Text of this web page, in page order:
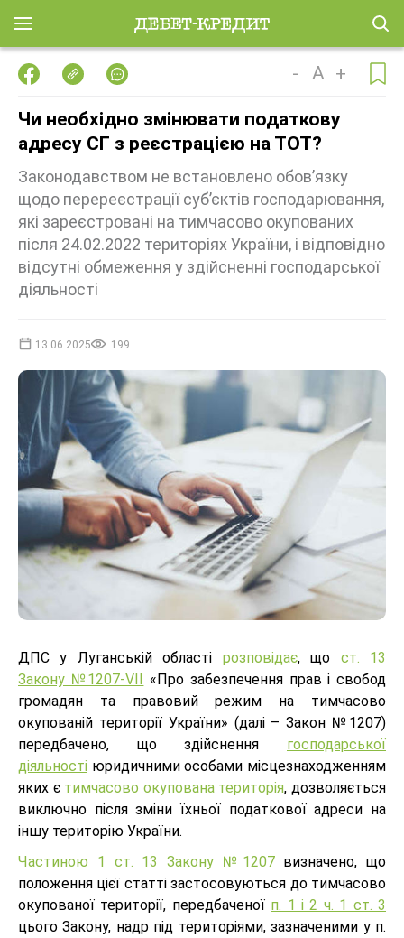
- A +
Чи необхідно змінювати податкову
адресу СГ з реєстрацією на ТОТ?
Законодавством не встановлено обов’язку
щодо перереєстрації суб’єктів господарювання,
які зареєстровані на тимчасово окупованих
після 24.02.2022 територіях України, і відповідно
відсутні обмеження у здійсненні господарської
діяльності
13.06.2025 199
ДПС у Луганській області розповідає, що ст. 13
Закону №1207-VII «Про забезпечення прав і свобод
громадян та правовий режим на тимчасово
окупованій території України» (далі – Закон №1207)
передбачено, що здійснення господарської
діяльності юридичними особами місцезнаходженням
яких є тимчасово окупована територія, дозволяється
виключно після зміни їхньої податкової адреси на
іншу територію України.
Частиною 1 ст. 13 Закону №1207визначено, що
положення цієї статті застосовуються до тимчасово
окупованої території, передбаченої п. 1 і 2 ч. 1 ст. 3
цього Закону, надр під територіями, зазначеними у п.